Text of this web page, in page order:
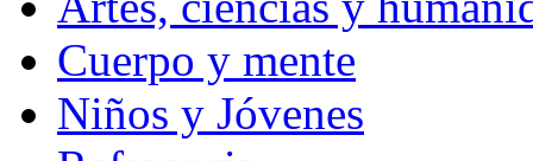
Cuerpo y mente
Niños y Jóvenes